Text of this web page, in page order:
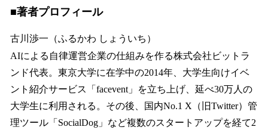
■著者プロフィール
古川渉一（ふるかわ しょういち）
AIによる自律運営企業の仕組みを作る株式会社ビットラ
ンド代表。東京大学に在学中の2014年、大学生向けイベ
ント紹介サービス「facevent」を立ち上げ、延べ30万人の
大学生に利用される。その後、国内No.1 X（旧Twitter）管
理ツール「SocialDog」など複数のスタートアップを経て2